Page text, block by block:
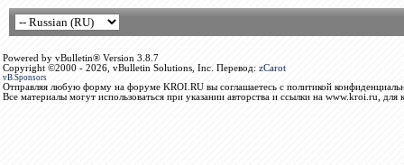
Powered by vBulletin® Version 3.8.7
Copyright ©2000 - 2026, vBulletin Solutions, Inc. Перевод: zCarot
vB.Sponsors
Отправляя любую форму на форуме KROI.RU вы соглашаетесь с политикой
Все материалы могут использоваться при указании авторства и ссылки на www.kroi.ru, для